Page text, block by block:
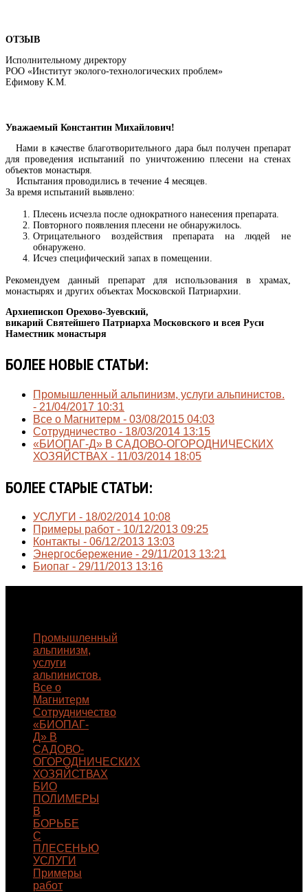
ОТЗЫВ
Исполнительному директору
РОО «Институт эколого-технологических проблем»
Ефимову К.М.
Уважаемый Константин Михайлович!
Нами в качестве благотворительного дара был получен препарат
для проведения испытаний по уничтожению плесени на стенах
объектов монастыря.
Испытания проводились в течение 4 месяцев.
За время испытаний выявлено:
Плесень исчезла после однократного нанесения препарата.
Повторного появления плесени не обнаружилось.
Отрицательного воздействия препарата на людей не
обнаружено.
Исчез специфический запах в помещении.
Рекомендуем данный препарат для использования в храмах,
монастырях и других объектах Московской Патриархии.
Архиепископ Орехово-Зуевский,
викарий Святейшего Патриарха Московского и всея Руси
Наместник монастыря
БОЛЕЕ НОВЫЕ СТАТЬИ:
Промышленный альпинизм, услуги альпинистов.
- 21/04/2017 10:31
Все о Магнитерм - 03/08/2015 04:03
Сотрудничество - 18/03/2014 13:15
«БИОПАГ-Д» В САДОВО-ОГОРОДНИЧЕСКИХ
ХОЗЯЙСТВАХ - 11/03/2014 18:05
БОЛЕЕ СТАРЫЕ СТАТЬИ:
УСЛУГИ - 18/02/2014 10:08
Примеры работ - 10/12/2013 09:25
Контакты - 06/12/2013 13:03
Энергосбережение - 29/11/2013 13:21
Биопаг - 29/11/2013 13:16
Промышленный
альпинизм,
услуги
альпинистов.
Все о
Магнитерм
Сотрудничество
«БИОПАГ-
Д» В
САДОВО-
ОГОРОДНИЧЕСКИХ
ХОЗЯЙСТВАХ
БИО
ПОЛИМЕРЫ
В
БОРЬБЕ
С
ПЛЕСЕНЬЮ
УСЛУГИ
Примеры
работ